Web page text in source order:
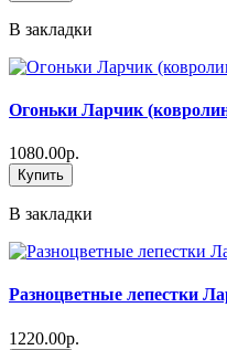
В закладки
Огоньки Ларчик
1080.00р.
Купить
В закладки
Разноцветные лепестки
1220.00р.